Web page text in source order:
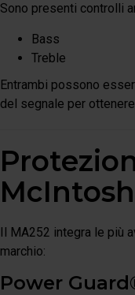
Sono presenti controlli
Bass
Treble
Entrambi possono
del segnale per
McIntosh
Il MA252 integra le più
marchio:
Power